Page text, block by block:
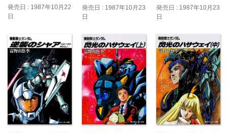
発売日 : 1987年10月22
日
発売日 : 1987年10月23
日
発売日 : 1987年10月23
日